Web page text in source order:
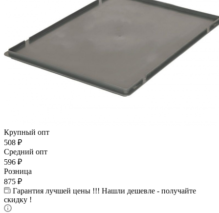
Крупный опт
508 ₽
Средний опт
596 ₽
Розница
875 ₽
Гарантия лучшей цены !!! Нашли дешевле - получайте
скидку !